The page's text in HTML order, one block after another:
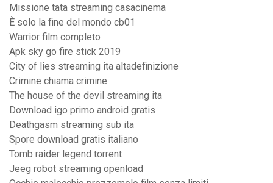
Missione tata streaming casacinema
È solo la fine del mondo cb01
Warrior film completo
Apk sky go fire stick 2019
City of lies streaming ita altadefinizione
Crimine chiama crimine
The house of the devil streaming ita
Download igo primo android gratis
Deathgasm streaming sub ita
Spore download gratis italiano
Tomb raider legend torrent
Jeeg robot streaming openload